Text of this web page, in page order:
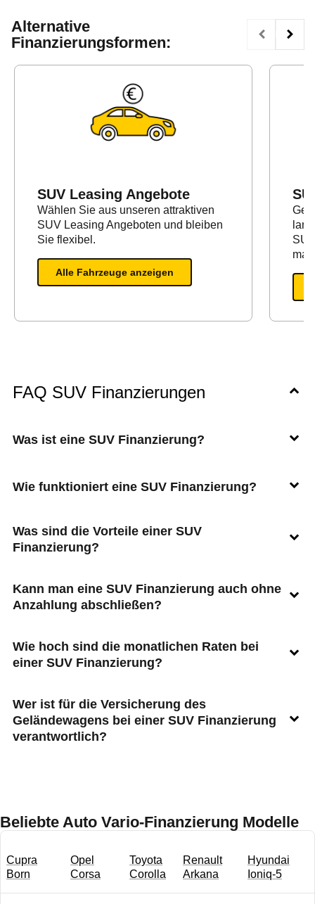
Alternative
Finanzierungsformen:
SUV Leasing Angebote
Wählen Sie aus unseren attraktiven
SUV Leasing Angeboten und bleiben
Sie flexibel.
Alle Fahrzeuge anzeigen
FAQ SUV Finanzierungen
Was ist eine SUV Finanzierung?
Wie funktioniert eine SUV Finanzierung?
Was sind die Vorteile einer SUV
Finanzierung?
Kann man eine SUV Finanzierung auch ohne
Anzahlung abschließen?
Wie hoch sind die monatlichen Raten bei
einer SUV Finanzierung?
Wer ist für die Versicherung des
Geländewagens bei einer SUV Finanzierung
verantwortlich?
Beliebte Auto Vario-Finanzierung Modelle
Cupra
Born
Opel
Corsa
Toyota
Corolla
Renault
Arkana
Hyundai
Ioniq-5